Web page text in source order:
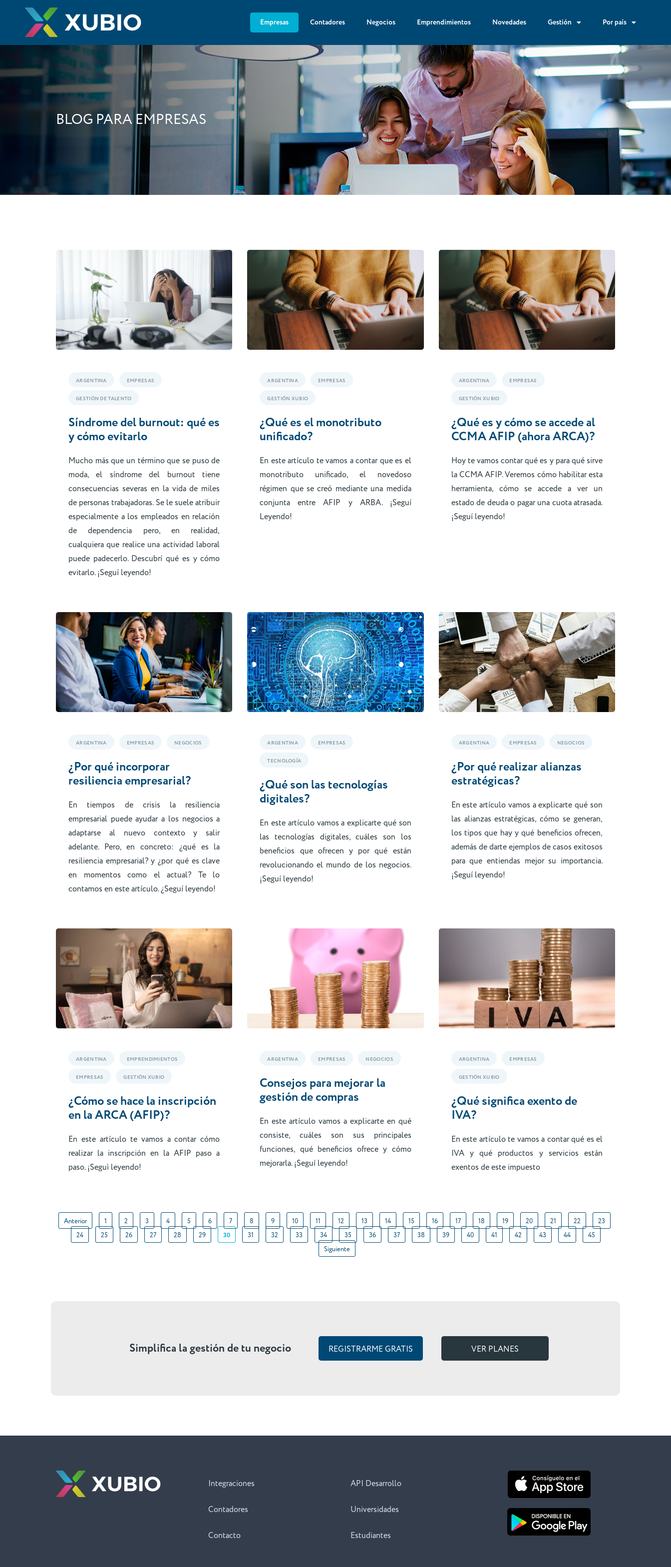
Empresas Contadores Negocios Emprendimientos Novedades Gestión Por país
BLOG PARA EMPRESAS
ARGENTINA EMPRESAS
GESTIÓN DE TALENTO
Síndrome del burnout: qué es
y cómo evitarlo
Mucho más que un término que se puso de
moda, el síndrome del burnout tiene
consecuencias severas en la vida de miles
de personas trabajadoras. Se le suele atribuir
especialmente a los empleados en relación
de dependencia pero, en realidad,
cualquiera que realice una actividad laboral
puede padecerlo. Descubrí qué es y cómo
evitarlo. ¡Seguí leyendo!
ARGENTINA EMPRESAS
GESTIÓN XUBIO
¿Qué es el monotributo
unificado?
En este artículo te vamos a contar que es el
monotributo unificado, el novedoso
régimen que se creó mediante una medida
conjunta entre AFIP y ARBA. ¡Seguí
Leyendo!
ARGENTINA EMPRESAS
GESTIÓN XUBIO
¿Qué es y cómo se accede al
CCMA AFIP (ahora ARCA)?
Hoy te vamos contar qué es y para qué sirve
la CCMA AFIP. Veremos cómo habilitar esta
herramienta, cómo se accede a ver un
estado de deuda o pagar una cuota atrasada.
¡Seguí leyendo!
ARGENTINA EMPRESAS NEGOCIOS
¿Por qué incorporar
resiliencia empresarial?
En tiempos de crisis la resiliencia
empresarial puede ayudar a los negocios a
adaptarse al nuevo contexto y salir
adelante. Pero, en concreto: ¿qué es la
resiliencia empresarial? y ¿por qué es clave
en momentos como el actual? Te lo
contamos en este artículo. ¿Seguí leyendo!
ARGENTINA EMPRESAS
TECNOLOGÍA
¿Qué son las tecnologías
digitales?
En este artículo vamos a explicarte qué son
las tecnologías digitales, cuáles son los
beneficios que ofrecen y por qué están
revolucionando el mundo de los negocios.
¡Seguí leyendo!
ARGENTINA EMPRESAS NEGOCIOS
¿Por qué realizar alianzas
estratégicas?
En este artículo vamos a explicarte qué son
las alianzas estratégicas, cómo se generan,
los tipos que hay y qué beneficios ofrecen,
además de darte ejemplos de casos exitosos
para que entiendas mejor su importancia.
¡Seguí leyendo!
ARGENTINA EMPRENDIMIENTOS
EMPRESAS GESTIÓN XUBIO
¿Cómo se hace la inscripción
en la ARCA (AFIP)?
En este artículo te vamos a contar cómo
realizar la inscripción en la AFIP paso a
paso. ¡Seguì leyendo!
ARGENTINA EMPRESAS NEGOCIOS
Consejos para mejorar la
gestión de compras
En este artículo vamos a explicarte en qué
consiste, cuáles son sus principales
funciones, qué beneficios ofrece y cómo
mejorarla. ¡Seguí leyendo!
ARGENTINA EMPRESAS
GESTIÓN XUBIO
¿Qué significa exento de
IVA?
En este artículo te vamos a contar qué es el
IVA y qué productos y servicios están
exentos de este impuesto
Anterior 1 2 3 4 5 6 7 8 9 10 11 12 13 14 15 16 17 18 19 20 21 22
23
24
25 26 27 28 29 30 31 32 33 34 35 36 37 38 39 40 41 42 43 44
45
Siguiente
Simplifica la gestión de tu negocio REGISTRARME GRATIS VER PLANES
Integraciones
Contadores
Contacto
API Desarrollo
Universidades
Estudiantes